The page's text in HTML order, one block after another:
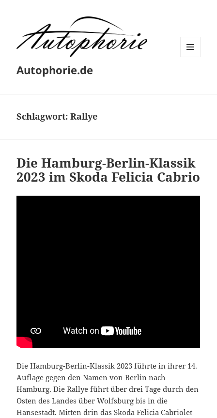
Autophorie.de
Schlagwort:Rallye
Die Hamburg-Berlin-Klassik
2023 im Skoda Felicia Cabrio
Die Hamburg-Berlin-Klassik 2023 führte in ihrer 14.
Auflage gegen den Namen von Berlin nach
Hamburg. Die Rallye führt über drei Tage durch den
Osten des Landes über Wolfsburg bis in die
Hansestadt. Mitten drin das Skoda Felicia Cabriolet